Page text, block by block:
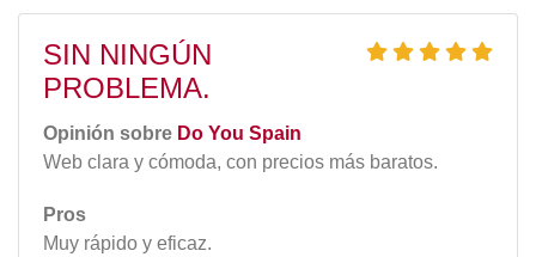
SIN NINGÚN
PROBLEMA.
Opinión sobre Do You Spain
Web clara y cómoda, con precios más baratos.
Pros
Muy rápido y eficaz.